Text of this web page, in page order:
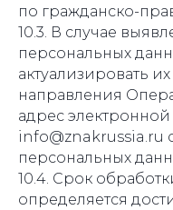
по гражданско-
10.3. В случае
персональных
актуализировать
направления
адрес
info@znakrussia.ru
персональных
10.4. Срок
определяется